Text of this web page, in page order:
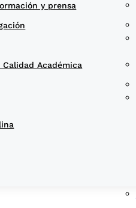
y prensa
Académica